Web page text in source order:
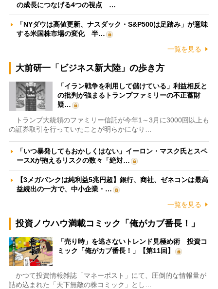
の成長につなげる4つの視点 …
「NYダウは高値更新、ナスダック・S&P500は足踏み」が意味
する米国株市場の変化 半…
一覧を見る
大前研一「ビジネス新大陸」の歩き方
「イラン戦争を利用して儲けている」利益相反と
の批判が強まるトランプファミリーの不正蓄財
疑…
トランプ大統領のファミリー信託が今年1～3月に3000回以上も
の証券取引を行っていたことが明らかになり…
「いつ暴発してもおかしくはない」イーロン・マスク氏とスペ
ースXが抱えるリスクの数々「絶対…
【3メガバンクは純利益5兆円超】銀行、商社、ゼネコンは最高
益続出の一方で、中小企業・…
一覧を見る
投資ノウハウ満載コミック「俺がカブ番長！」
「売り時」を逃さないトレンド見極め術 投資コ
ミック「俺がカブ番長！」【第11回】
かつて投資情報雑誌「マネーポスト」にて、圧倒的な情報量が
詰め込まれた「天下無敵の株コミック」とし…